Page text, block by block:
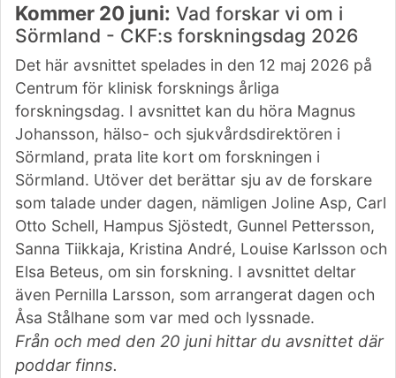
Kommer 20 juni: Vad forskar vi om i
Sörmland - CKF:s forskningsdag 2026
Det här avsnittet spelades in den 12 maj 2026 på
Centrum för klinisk forsknings årliga
forskningsdag. I avsnittet kan du höra Magnus
Johansson, hälso- och sjukvårdsdirektören i
Sörmland, prata lite kort om forskningen i
Sörmland. Utöver det berättar sju av de forskare
som talade under dagen, nämligen Joline Asp, Carl
Otto Schell, Hampus Sjöstedt, Gunnel Pettersson,
Sanna Tiikkaja, Kristina André, Louise Karlsson och
Elsa Beteus, om sin forskning. I avsnittet deltar
även Pernilla Larsson, som arrangerat dagen och
Åsa Stålhane som var med och lyssnade.
Från och med den 20 juni hittar du avsnittet där
poddar finns.